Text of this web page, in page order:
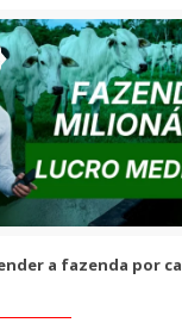
a fazenda por